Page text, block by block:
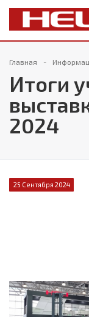
Главная
Итоги
2024
25 Сентября 2024